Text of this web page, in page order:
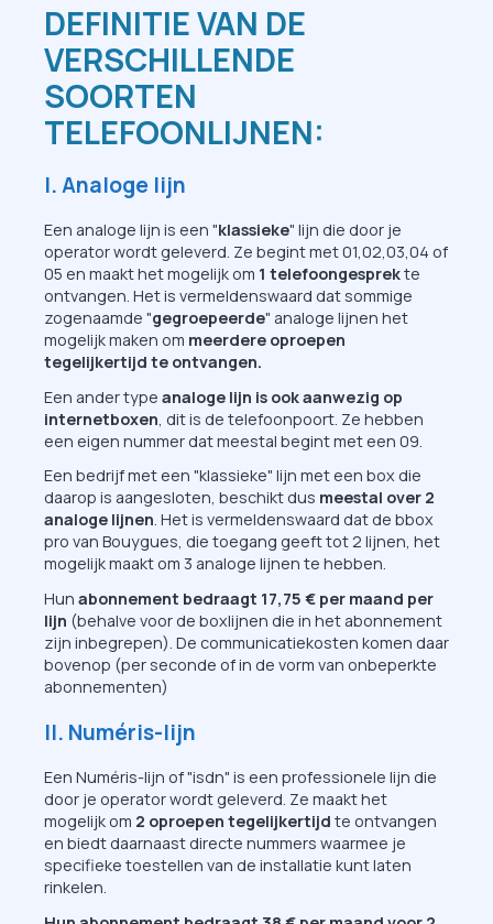
DEFINITIE VAN DE
VERSCHILLENDE
SOORTEN
TELEFOONLIJNEN:
I. Analoge lijn
Een analoge lijn is een "klassieke" lijn die door je
operator wordt geleverd. Ze begint met 01,02,03,04 of
05 en maakt het mogelijk om 1 telefoongesprekte
ontvangen. Het is vermeldenswaard dat sommige
zogenaamde "gegroepeerde" analoge lijnen het
mogelijk maken om meerdere oproepen
tegelijkertijd te ontvangen.
Een ander type analoge lijn is ook aanwezig op
internetboxen, dit is de telefoonpoort. Ze hebben
een eigen nummer dat meestal begint met een 09.
Een bedrijf met een "klassieke" lijn met een box die
daarop is aangesloten, beschikt dus meestal over 2
analoge lijnen. Het is vermeldenswaard dat de bbox
pro van Bouygues, die toegang geeft tot 2 lijnen, het
mogelijk maakt om 3 analoge lijnen te hebben.
Hun abonnement bedraagt 17,75 € per maand per
lijn (behalve voor de boxlijnen die in het abonnement
zijn inbegrepen). De communicatiekosten komen daar
bovenop (per seconde of in de vorm van onbeperkte
abonnementen)
II. Numéris-lijn
Een Numéris-lijn of "isdn" is een professionele lijn die
door je operator wordt geleverd. Ze maakt het
mogelijk om 2 oproepen tegelijkertijd te ontvangen
en biedt daarnaast directe nummers waarmee je
specifieke toestellen van de installatie kunt laten
rinkelen.